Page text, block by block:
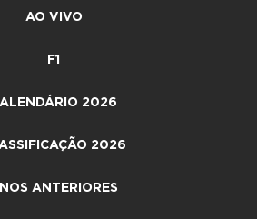
AO VIVO
F1
2026
2026
ANTERIORES